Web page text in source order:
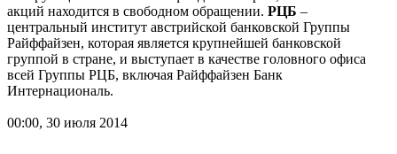
акций находится в свободном обращении. РЦБ –
центральный институт австрийской банковской Группы
Райффайзен, которая является крупнейшей банковской
группой в стране, и выступает в качестве головного офиса
всей Группы РЦБ, включая Райффайзен Банк
Интернациональ.
00:00, 30 июля 2014